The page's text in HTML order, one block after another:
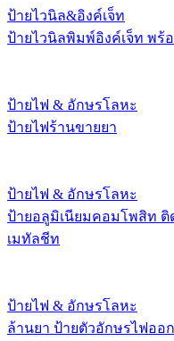
ป้ายไวนิล&อิงค์เจ็ท
ป้ายไวนิลพิมพ์อิงค์เจ็ท พร้
ป้ายไฟ & อักษรโลหะ
ป้ายไฟร้านขายยา
ป้ายไฟ & อักษรโลหะ
ป้ายอลูมิเนียมคอมโพสิท ติ
เมทัลชีท
ป้ายไฟ & อักษรโลหะ
ล้านยา ป้ายตัวอักษรไฟออ